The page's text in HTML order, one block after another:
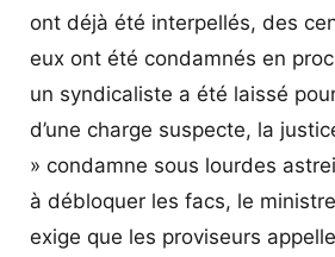
ont déjà été interpellés, des
eux ont été condamnés en
un syndicaliste a été laissé
d’une charge suspecte, la
» condamne sous lourdes
à débloquer les facs, le
exige que les proviseurs